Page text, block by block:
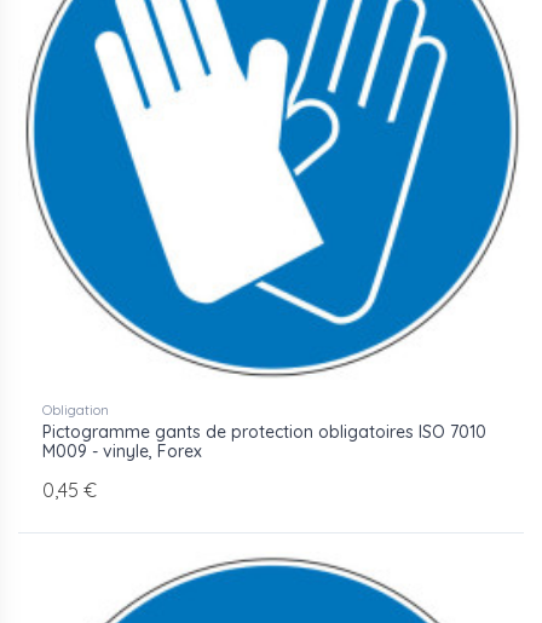
Obligation
Pictogramme gants de protection obligatoires ISO 7010
M009 - vinyle, Forex
0,45 €